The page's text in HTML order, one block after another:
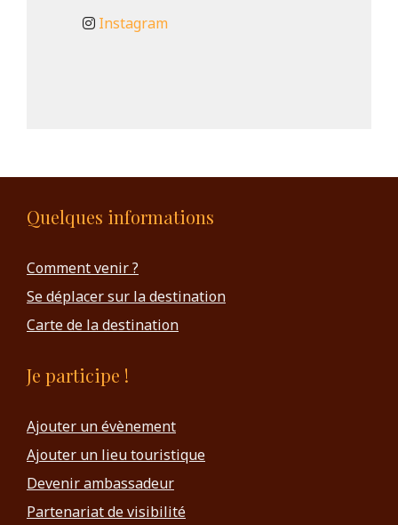
Instagram
Quelques informations
Comment venir ?
Se déplacer sur la destination
Carte de la destination
Je participe !
Ajouter un évènement
Ajouter un lieu touristique
Devenir ambassadeur
Partenariat de visibilité